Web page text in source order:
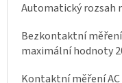
Automatický rozsah
Bezkontaktní
maximální hodnoty
Kontaktní měření AC